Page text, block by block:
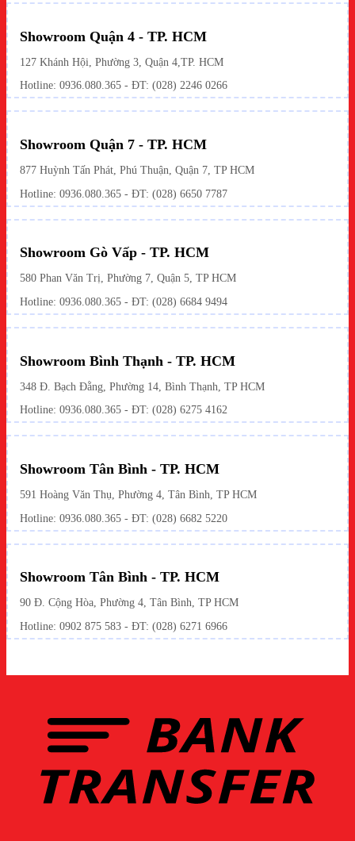
Showroom Quận 4 - TP. HCM
127 Khánh Hội, Phường 3, Quận 4,TP. HCM
Hotline: 0936.080.365 - ĐT: (028) 2246 0266
Showroom Quận 7 - TP. HCM
877 Huỳnh Tấn Phát, Phú Thuận, Quận 7, TP HCM
Hotline: 0936.080.365 - ĐT: (028) 6650 7787
Showroom Gò Vấp - TP. HCM
580 Phan Văn Trị, Phường 7, Quận 5, TP HCM
Hotline: 0936.080.365 - ĐT: (028) 6684 9494
Showroom Bình Thạnh - TP. HCM
348 Đ. Bạch Đằng, Phường 14, Bình Thạnh, TP HCM
Hotline: 0936.080.365 - ĐT: (028) 6275 4162
Showroom Tân Bình - TP. HCM
591 Hoàng Văn Thụ, Phường 4, Tân Bình, TP HCM
Hotline: 0936.080.365 - ĐT: (028) 6682 5220
Showroom Tân Bình - TP. HCM
90 Đ. Cộng Hòa, Phường 4, Tân Bình, TP HCM
Hotline: 0902 875 583 - ĐT: (028) 6271 6966